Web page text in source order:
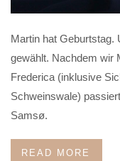
Martin hat Geburtstag.
gewählt. Nachdem wir
Frederica (inklusive
Schweinswale)
Samsø.
READ MORE